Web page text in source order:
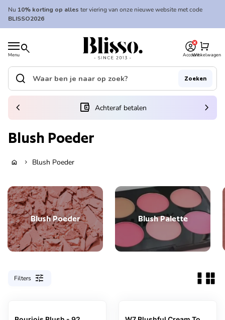
Overslaan naar inhoud
Nu 10% korting op alles ter viering van onze nieuwe website met code
BLISSO2026
Menu search
Home
AccountWinkelwagen
shopping_cart
Home
Zoek op"
search Zoeken
(link opent in nieuw tabblad/venster)
account_balance_wallet Achteraf betalen
chevron_left chevron_right
Blush Poeder
home chevron_right Blush Poeder
Blush Poeder Blush Palette
Filters tune